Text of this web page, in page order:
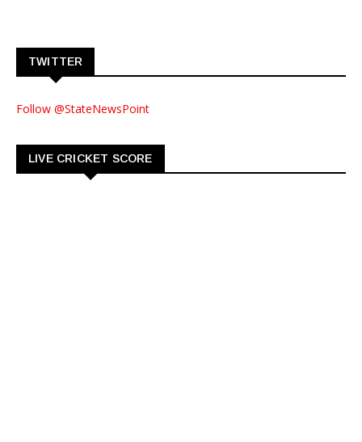
TWITTER
Follow @StateNewsPoint
LIVE CRICKET SCORE